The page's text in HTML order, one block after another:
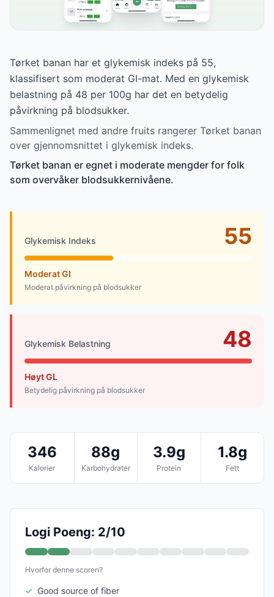
Tørket banan har et glykemisk indeks på 55,
klassifisert som moderat GI-mat. Med en glykemisk
belastning på 48 per 100g har det en betydelig
påvirkning på blodsukker.
Sammenlignet med andre fruits rangerer Tørket banan
over gjennomsnittet i glykemisk indeks.
Tørket banan er egnet i moderate mengder for folk
som overvåker blodsukkernivåene.
Glykemisk Indeks 55
Moderat GI
Moderat påvirkning på blodsukker
Glykemisk Belastning 48
Høyt GL
Betydelig påvirkning på blodsukker
346
Kalorier
88g
Karbohydrater
3.9g
Protein
1.8g
Fett
Logi Poeng: 2/10
Hvorfor denne scoren?
✓ Good source of fiber